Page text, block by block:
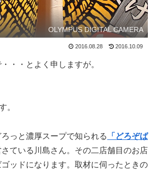
OLYMPUS DIGITAL CAMERA
2016.08.28 2016.10.09
・・とよく申しますが。
。
っと濃厚スープで知られる
「どろぞば
さている川島さん。その二店舗目のお店
ッドになります。取材に伺ったときの